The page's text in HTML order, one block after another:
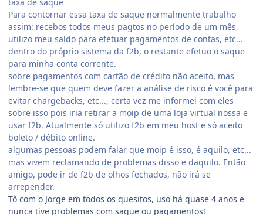
Para contornar essa taxa de saque normalmente trabalho
assim: recebos todos meus pagtos no período de um mês,
utilizo meu saldo para efetuar pagamentos de contas, etc...
dentro do próprio sistema da f2b, o restante efetuo o saque
para minha conta corrente.
sobre pagamentos com cartão de crédito não aceito, mas
lembre-se que quem deve fazer a análise de risco é você para
evitar chargebacks, etc..., certa vez me informei com eles
sobre isso pois iria retirar a moip de uma loja virtual nossa e
usar f2b. Atualmente só utilizo f2b em meu host e só aceito
boleto / débito online.
algumas pessoas podem falar que moip é isso, é aquilo, etc...
mas vivem reclamando de problemas disso e daquilo. Então
amigo, pode ir de f2b de olhos fechados, não irá se
arrepender.
Tô com o Jorge em todos os quesitos, uso há quase 4 anos e
nunca tive problemas com saque ou pagamentos!